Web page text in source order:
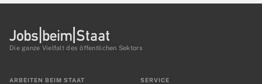
Die ganze Vielfalt des öffentlichen Sektors
ARBEITEN BEIM STAAT SERVICE